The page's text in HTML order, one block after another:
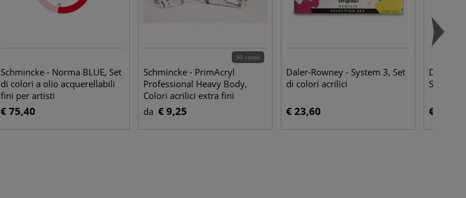
Schmincke - Norma BLUE, Set
di colori a olio acquerellabili
fini per artisti
€ 75,40
90 colori
Schmincke - PrimAcryl
Professional Heavy Body,
Colori acrilici extra fini
da € 9,25
Daler-Rowney - System 3, Set
di colori acrilici
€ 23,60
Da Vinci
€ 16,50